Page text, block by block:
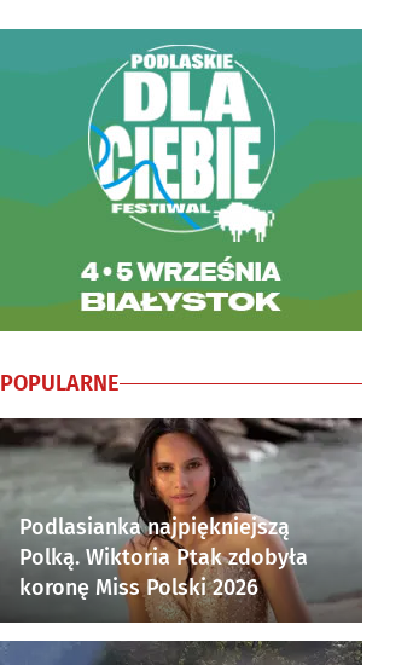
POPULARNE
Podlasianka najpiękniejszą
Polką. Wiktoria Ptak zdobyła
koronę Miss Polski 2026